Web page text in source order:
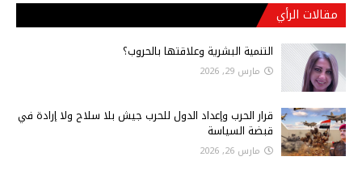
مقالات الرأي
التنمية البشرية وعلاقتها بالحروب؟
مارس 29, 2026
قرار الحرب وإعداد الدول للحرب جيش بلا سلاح ولا إرادة في
قبضة السياسة
مارس 26, 2026